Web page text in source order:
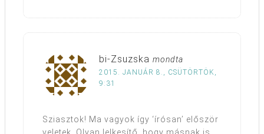
bi-Zsuzska mondta
2015. JANUÁR 8., CSÜTÖRTÖK,
9:31
Sziasztok! Ma vagyok így ‘írósan’ először